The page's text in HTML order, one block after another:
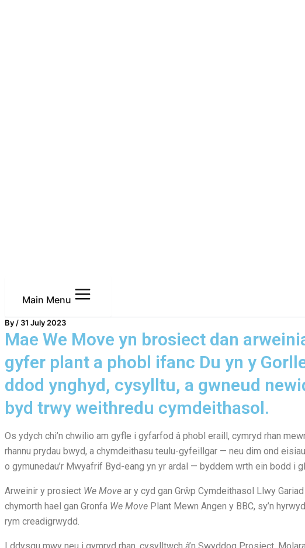
Main Menu
By / 31 July 2023
Mae We Move yn brosiect dan
gyfer plant a phobl ifanc Du yn y
ddod ynghyd, cysylltu, a gwneud
byd trwy weithredu cymdeithasol.
Os ydych chi’n chwilio am gyfle i gyfarfod â phobl eraill, cymryd rhan
rhannu prydau bwyd, a chymdeithasu teulu-gyfeillgar — neu dim ond
o gymunedau’r Mwyafrif Byd-eang yn yr ardal — byddem wrth ein bodd i
Arweinir y prosiect We Move ar y cyd gan Grŵp Cymdeithasol Llwy
chymorth hael gan Gronfa We Move Plant Mewn Angen y BBC, sy’n
rym creadigrwydd.